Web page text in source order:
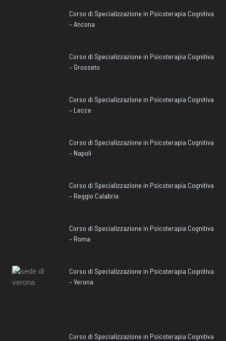
Corso di Specializzazione in Psicoterapia Cognitiva
– Ancona
Corso di Specializzazione in Psicoterapia Cognitiva
– Grosseto
Corso di Specializzazione in Psicoterapia Cognitiva
– Lecce
Corso di Specializzazione in Psicoterapia Cognitiva
– Napoli
Corso di Specializzazione in Psicoterapia Cognitiva
– Reggio Calabria
Corso di Specializzazione in Psicoterapia Cognitiva
– Roma
Corso di Specializzazione in Psicoterapia Cognitiva
– Verona
Corso di Specializzazione in Psicoterapia Cognitiva